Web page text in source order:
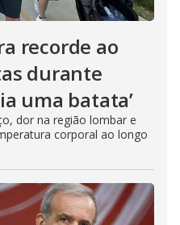
recorde ao
durante
uma batata’
dor na região lombar e
corporal ao longo